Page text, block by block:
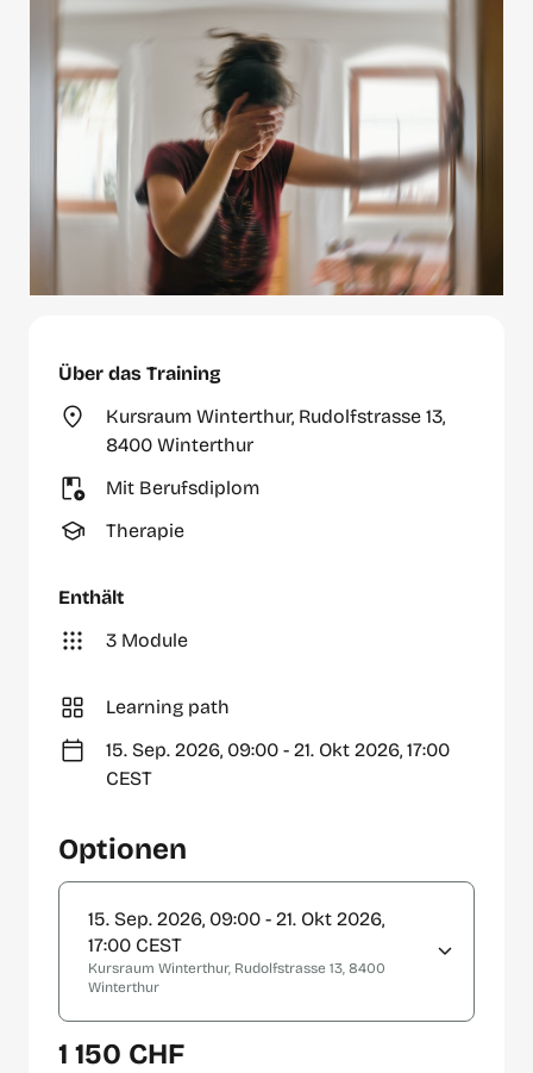
Über das Training
Kursraum Winterthur, Rudolfstrasse 13,
8400 Winterthur
Mit Berufsdiplom
Therapie
Enthält
3 Module
Learning path
15. Sep. 2026, 09:00 - 21. Okt 2026, 17:00
CEST
Optionen
15. Sep. 2026, 09:00 - 21. Okt 2026,
17:00 CEST
Kursraum Winterthur, Rudolfstrasse 13, 8400
Winterthur
1 150 CHF